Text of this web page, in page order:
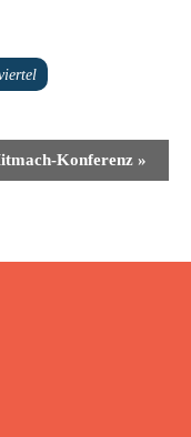
Konferenz »